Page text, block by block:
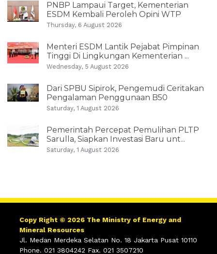
PNBP Lampaui Target, Kementerian
ESDM Kembali Peroleh Opini WTP
Thursday, 6 August 2026
Menteri ESDM Lantik Pejabat Pimpinan
Tinggi Di Lingkungan Kementerian ...
Wednesday, 5 August 2026
Dari SPBU Sipirok, Pengemudi Ceritakan
Pengalaman Penggunaan B50
Saturday, 1 August 2026
Pemerintah Percepat Pemulihan PLTP
Sarulla, Siapkan Investasi Baru unt...
Saturday, 1 August 2026
Copy Right © 2026 The Ministry of Energy and
Mineral Resources
Jl. Medan Merdeka Selatan No. 18 Jakarta Pusat 10110
Phone. 021 3804242 Fax. 021 3507210